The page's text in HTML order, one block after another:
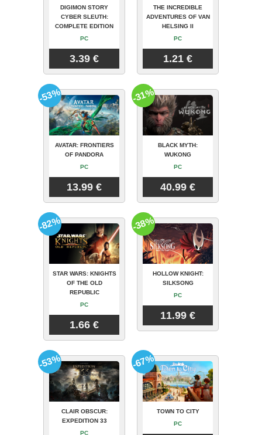
DIGIMON STORY
CYBER SLEUTH:
COMPLETE EDITION
PC
3.39 €
THE INCREDIBLE
ADVENTURES OF VAN
HELSING II
PC
1.21 €
AVATAR: FRONTIERS
OF PANDORA
PC
13.99 €
-53%
BLACK MYTH:
WUKONG
PC
40.99 €
-31%
STAR WARS: KNIGHTS
OF THE OLD
REPUBLIC
PC
1.66 €
-82%
HOLLOW KNIGHT:
SILKSONG
PC
11.99 €
-38%
CLAIR OBSCUR:
EXPEDITION 33
PC
-53%
TOWN TO CITY
PC
-67%